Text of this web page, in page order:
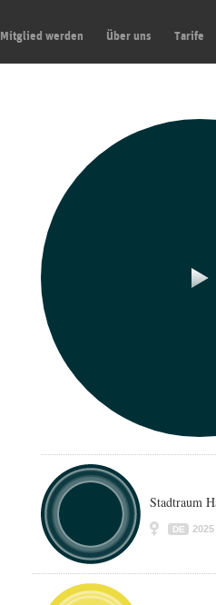
Mitglied werden Über uns Tarife
Stadtraum
DE 2025